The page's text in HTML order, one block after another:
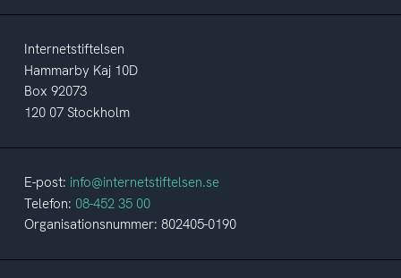
Internetstiftelsen
Hammarby Kaj 10D
Box 92073
120 07 Stockholm
E-post: info@internetstiftelsen.se
Telefon: 08-452 35 00
Organisationsnummer: 802405-0190